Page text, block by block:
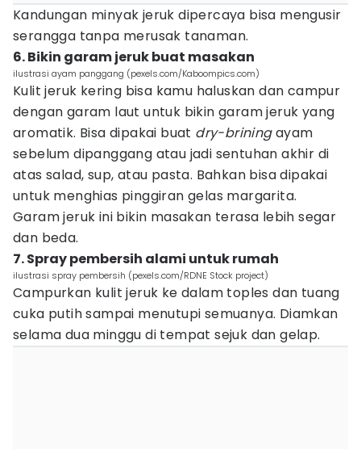
Kandungan minyak jeruk dipercaya bisa mengusir
serangga tanpa merusak tanaman.
6. Bikin garam jeruk buat masakan
ilustrasi ayam panggang (pexels.com/Kaboompics.com)
Kulit jeruk kering bisa kamu haluskan dan campur
dengan garam laut untuk bikin garam jeruk yang
aromatik. Bisa dipakai buat dry-briningayam
sebelum dipanggang atau jadi sentuhan akhir di
atas salad, sup, atau pasta. Bahkan bisa dipakai
untuk menghias pinggiran gelas margarita.
Garam jeruk ini bikin masakan terasa lebih segar
dan beda.
7. Spray pembersih alami untuk rumah
ilustrasi spray pembersih (pexels.com/RDNE Stock project)
Campurkan kulit jeruk ke dalam toples dan tuang
cuka putih sampai menutupi semuanya. Diamkan
selama dua minggu di tempat sejuk dan gelap.